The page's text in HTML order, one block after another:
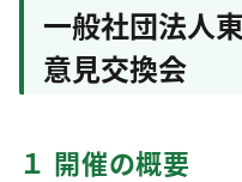
一般社団法人
意見交換会
１ 開催の概要